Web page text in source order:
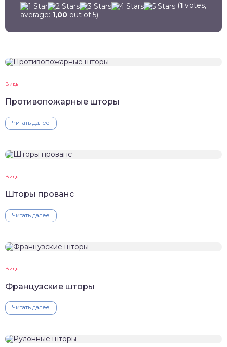
(1 votes,
average: 1,00 out of 5)
Виды
Противопожарные шторы
Читать далее
Виды
Шторы прованс
Читать далее
Виды
Французские шторы
Читать далее